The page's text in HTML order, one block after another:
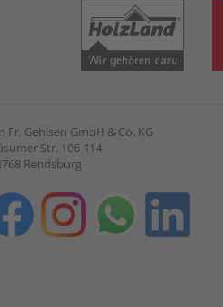
Fr. Gehlsen GmbH & Co. KG
Str. 106-114
Rendsburg